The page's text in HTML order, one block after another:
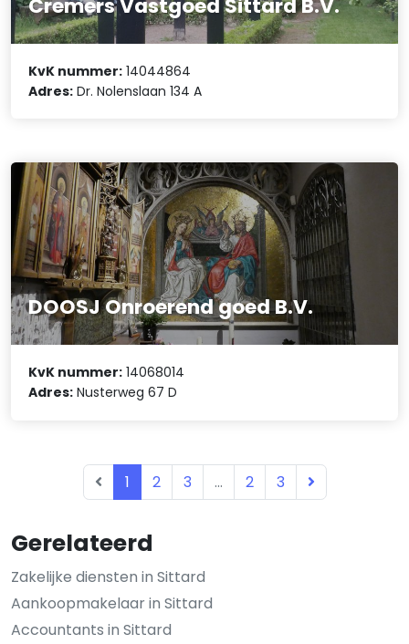
Gerelateerd
Zakelijke diensten in Sittard
Aankoopmakelaar in Sittard
Accountants in Sittard
KvK nummer: 14044864
Adres: Dr. Nolenslaan 134 A
DOOSJ Onroerend goed B.V.
KvK nummer: 14068014
Adres: Nusterweg 67 D
1 2 3 ... 2 3